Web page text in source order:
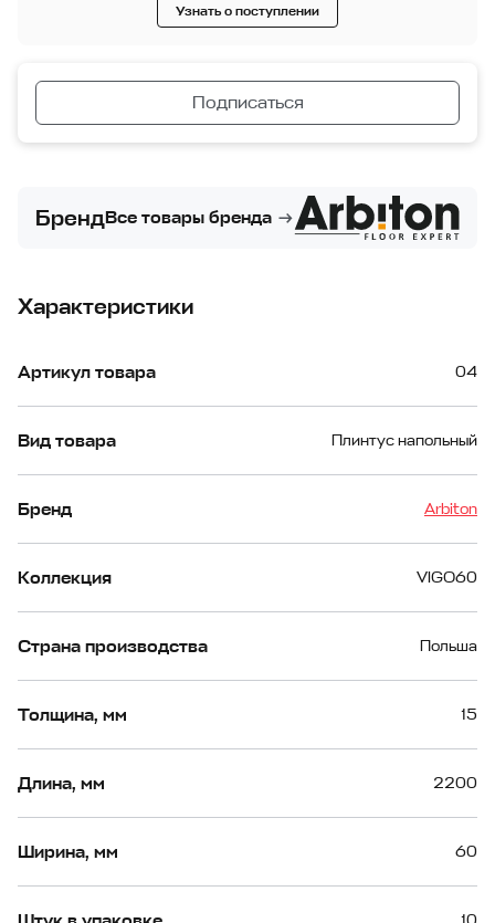
Узнать о поступлении
Подписаться
БрендВсе товары бренда
Характеристики
Артикул товара 04
Вид товара Плинтус напольный
Бренд Arbiton
Коллекция VIGO60
Страна производства Польша
Толщина, мм 15
Длина, мм 2200
Ширина, мм 60